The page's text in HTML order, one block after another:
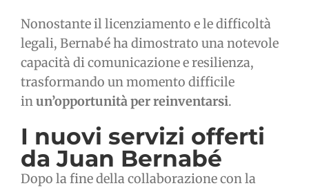
Nonostante il licenziamento e le difficoltà
legali, Bernabé ha dimostrato una notevole
capacità di comunicazione e resilienza,
trasformando un momento difficile
inun’opportunità per reinventarsi.
I nuovi servizi offerti
da Juan Bernabé
Dopo la fine della collaborazione con la